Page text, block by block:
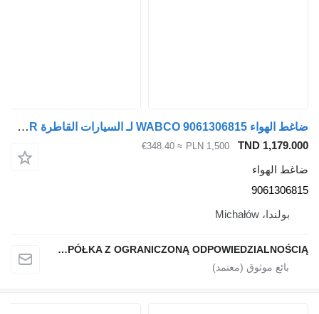
ضاغط الهواء WABCO 9061306815 لـ السيارات القاطرة Mercedes-Benz AXOR
TND 1,179.000
PLN 1,500
≈ €348.40
ضاغط الهواء
9061306815
بولندا، Michałów
QINDITO SPÓŁKA Z OGRANICZONĄ ODPOWIEDZIALNOŚCIĄ